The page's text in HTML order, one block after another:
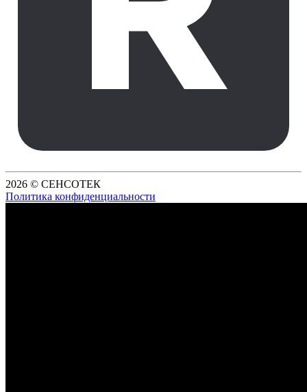
2026 © СЕНСОТЕК
Политика конфиденциальности